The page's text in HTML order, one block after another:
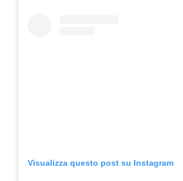
Visualizza questo post su Instagram